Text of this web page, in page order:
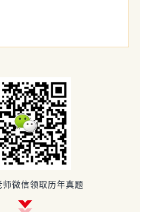
师微信领取历年真题